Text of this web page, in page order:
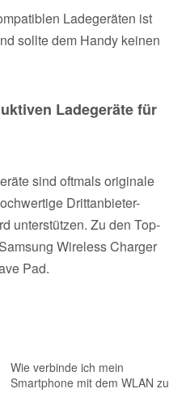
Ladegeräten ist
sollte dem Handy keinen
Ladegeräte für
sind oftmals originale
Drittanbieter-
unterstützen. Zu den Top-
Wireless Charger
Pad.
Wie verbinde ich mein
Smartphone mit dem WLAN zu